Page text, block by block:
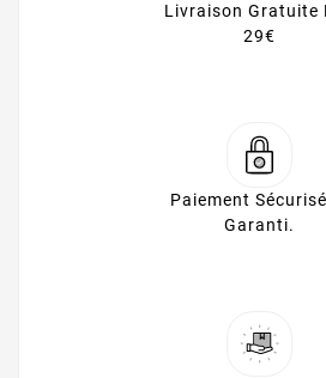
Livraison Gratuite
29€
Paiement
Garanti.